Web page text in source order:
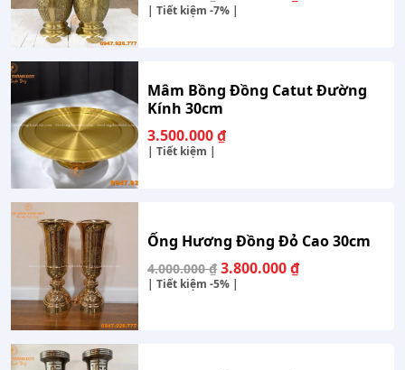
gốc
| Tiết kiệm-7% |
Mâm Bồng Đồng Catut Đường
Kính 30cm
3.500.000₫
| Tiết kiệm |
Ống Hương Đồng Đỏ Cao 30cm
4.000.000₫Giá
gốc
3.800.000₫Giá
| Tiết kiệm-5% |